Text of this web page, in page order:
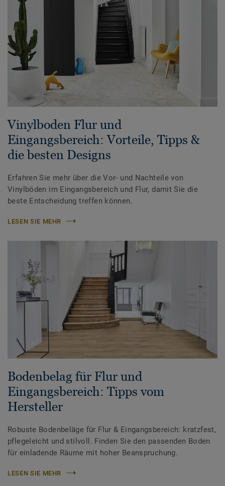
Vinylboden Flur und
Eingangsbereich: Vorteile, Tipps &
die besten Designs
Erfahren Sie mehr über die Vor- und Nachteile von
Vinylböden im Eingangsbereich und Flur, damit Sie die
beste Entscheidung treffen können.
LESEN SIE MEHR
Bodenbelag für Flur und
Eingangsbereich: Tipps vom
Hersteller
Robuste Bodenbeläge für Flur & Eingangsbereich: kratzfest,
pflegeleicht und stilvoll. Finden Sie den passenden Boden
für einladende Räume mit hoher Beanspruchung.
LESEN SIE MEHR